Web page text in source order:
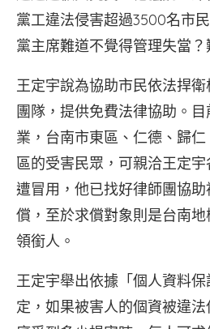
黨工違法侵害超過3500名市
黨主席難道不覺得管理失當
王定宇說為協助市民依法捍
團隊，提供免費法律協助。
業，台南市東區、仁德、歸
區的受害民眾，可親洽王定
遭冒用，他已找好律師團協
償，至於求償對象則是台南地
領銜人。
王定宇舉出依據「個人資料
定，如果被害人的個資被違